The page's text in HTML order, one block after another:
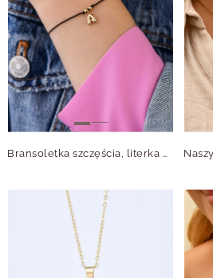
Bransoletka szczęścia, literka A, stal pozłacana S109079Z01